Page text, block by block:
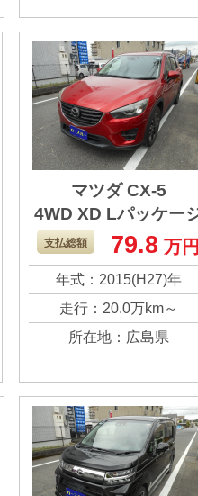
マツダ CX-5
4WD XD Lパッケー
大人気のクリーン
ィーゼル車！ 一度
ンジンを乗せ換え
くらい大好きな車
した。 まだまだ走
と思いますので、
ろしくお願いしま
す。
支払総額 79.8 万
年式：2015(H27)年
走行：20.0万km～
所在地：広島県